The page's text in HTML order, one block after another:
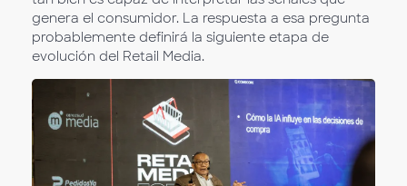
genera el consumidor. La respuesta a esa pregunta
probablemente definirá la siguiente etapa de
evolución del Retail Media.